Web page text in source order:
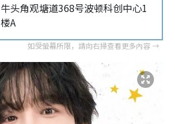
牛头角观塘道368号波顿科创中心1
楼A